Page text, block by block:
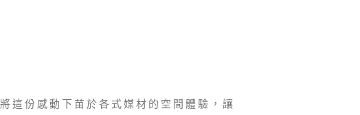
這份感動下苗於各式媒材的空間體驗，讓